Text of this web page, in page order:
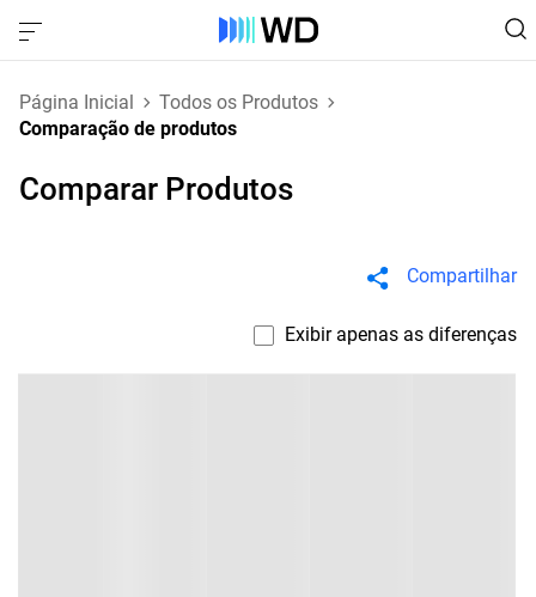
Página Inicial
Todos os Produtos
Comparação de produtos
Comparar Produtos
Compartilhar
Exibir apenas as diferenças